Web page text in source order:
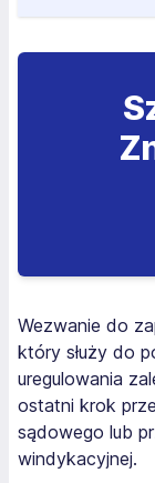
Wezwanie do
który służy do
uregulowania
ostatni krok
sądowego lub
windykacyjnej.